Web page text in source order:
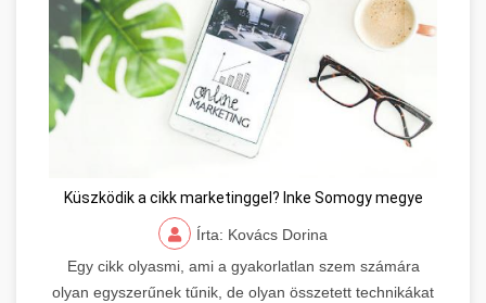
Küszködik a cikk marketinggel? Inke Somogy megye
Írta: Kovács Dorina
Egy cikk olyasmi, ami a gyakorlatlan szem számára
olyan egyszerűnek tűnik, de olyan összetett technikákat